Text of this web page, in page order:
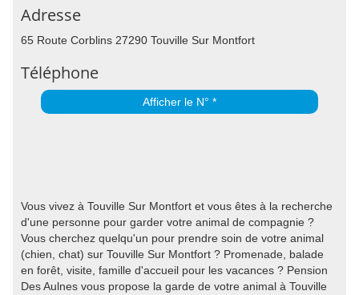
Adresse
65 Route Corblins 27290 Touville Sur Montfort
Téléphone
Afficher le N° *
Vous vivez à Touville Sur Montfort et vous êtes à la recherche
d'une personne pour garder votre animal de compagnie ?
Vous cherchez quelqu'un pour prendre soin de votre animal
(chien, chat) sur Touville Sur Montfort ? Promenade, balade
en forêt, visite, famille d'accueil pour les vacances ? Pension
Des Aulnes vous propose la garde de votre animal à Touville